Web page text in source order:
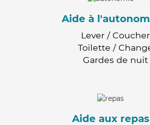
Aide à
Lever / Coucher
Toilette /
Gardes de nuit
Aide aux repas